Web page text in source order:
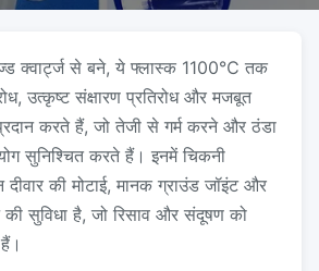
क्वार्ट्ज से बने, ये फ्लास्क 1100℃ तक
उत्कृष्ट संक्षारण प्रतिरोध और मजबूत
करते हैं, जो तेजी से गर्म करने और ठंडा
सुनिश्चित करते हैं। इनमें चिकनी
दीवार की मोटाई, मानक ग्राउंड जॉइंट और
की सुविधा है, जो रिसाव और संदूषण को